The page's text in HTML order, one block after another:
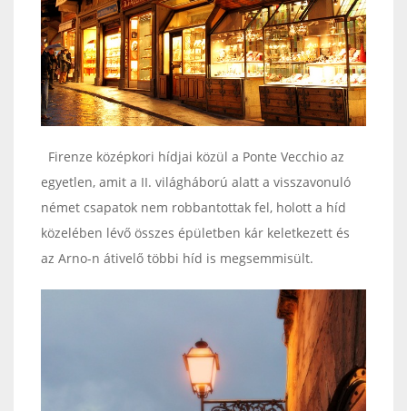
Firenze középkori hídjai közül a Ponte Vecchio az
egyetlen, amit a II. világháború alatt a visszavonuló
német csapatok nem robbantottak fel, holott a híd
közelében lévő összes épületben kár keletkezett és
az Arno-n átivelő többi híd is megsemmisült.